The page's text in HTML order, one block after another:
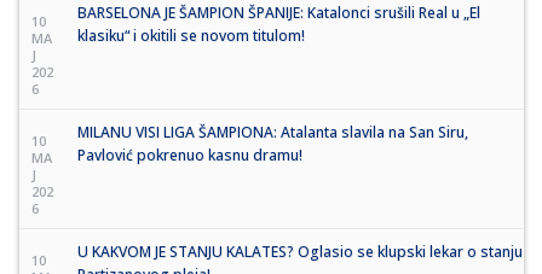
10
MA
J
202
6
BARSELONA JE ŠAMPION ŠPANIJE: Katalonci srušili Real u „El
klasiku“ i okitili se novom titulom!
10
MA
J
202
6
MILANU VISI LIGA ŠAMPIONA: Atalanta slavila na San Siru,
Pavlović pokrenuo kasnu dramu!
10
U KAKVOM JE STANJU KALATES? Oglasio se klupski lekar o stanju